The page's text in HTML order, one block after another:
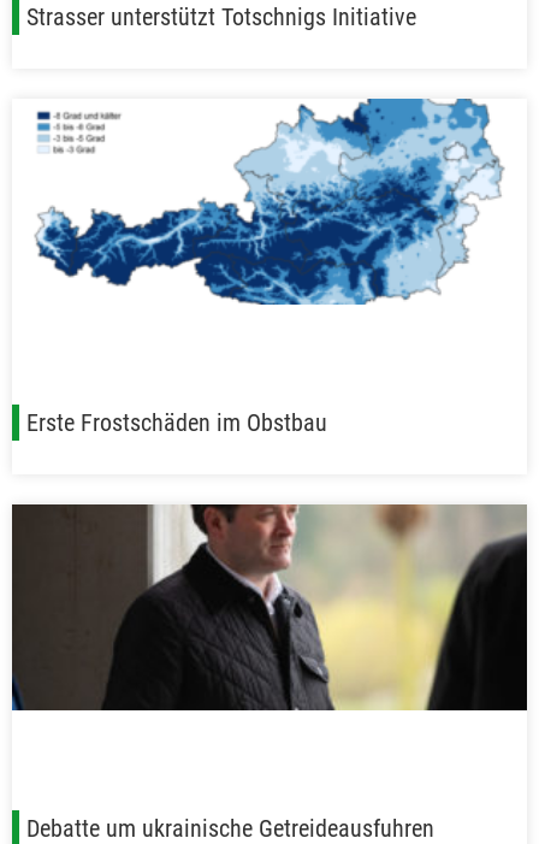
Strasser unterstützt Totschnigs Initiative
Erste Frostschäden im Obstbau
Debatte um ukrainische Getreideausfuhren